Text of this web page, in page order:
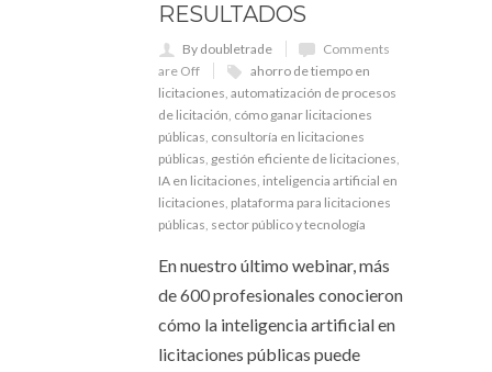
RESULTADOS
By doubletrade
Comments
are Off
ahorro de tiempo en
licitaciones, automatización de procesos
de licitación, cómo ganar licitaciones
públicas, consultoría en licitaciones
públicas, gestión eficiente de licitaciones,
IA en licitaciones, inteligencia artificial en
licitaciones, plataforma para licitaciones
públicas, sector público y tecnología
En nuestro último webinar, más
de 600 profesionales conocieron
cómo la inteligencia artificial en
licitaciones públicas puede